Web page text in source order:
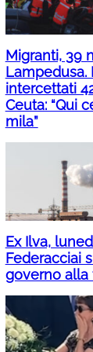
Migranti, 39
Lampedusa.
intercettati
Ceuta: “Qui
mila”
Ex Ilva,
Federacciai
governo alla